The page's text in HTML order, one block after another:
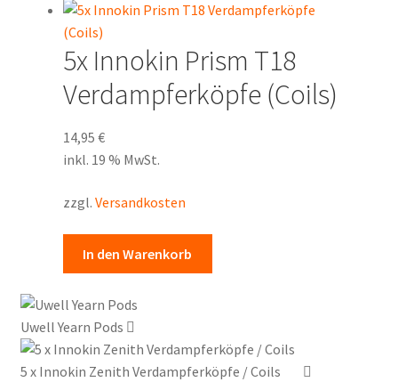
weist
Varianten
auf.
Die
5x Innokin Prism T18
Verdampferköpfe (Coils)
14,95 €
inkl. 19 % MwSt.
zzgl. Versandkosten
In den Warenkorb
Uwell Yearn Pods
5 x Innokin Zenith Verdampferköpfe / Coils